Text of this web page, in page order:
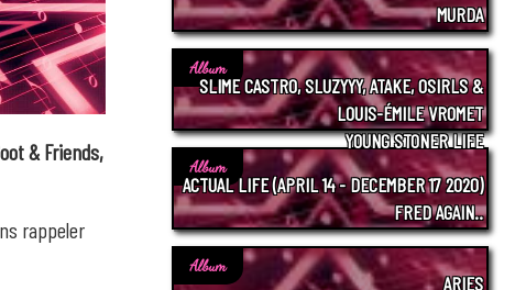
& Friends,
rappeler
MURDA
Album
SLIME CASTRO, SLUZYYY, ATAKE, OSIRLS &
LOUIS-ÉMILE VROMET
YOUNG STONER LIFE
Album
ACTUAL LIFE (APRIL 14 - DECEMBER 17 2020)
FRED AGAIN..
Album
ARIES